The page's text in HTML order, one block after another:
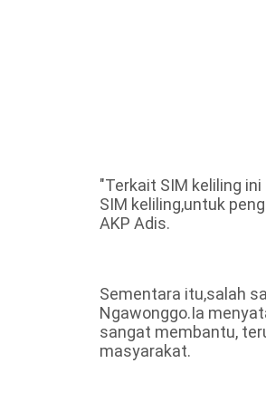
"Terkait SIM keliling
SIM keliling,untuk
AKP Adis.
Sementara itu,salah
Ngawonggo.Ia
sangat membantu,
masyarakat.